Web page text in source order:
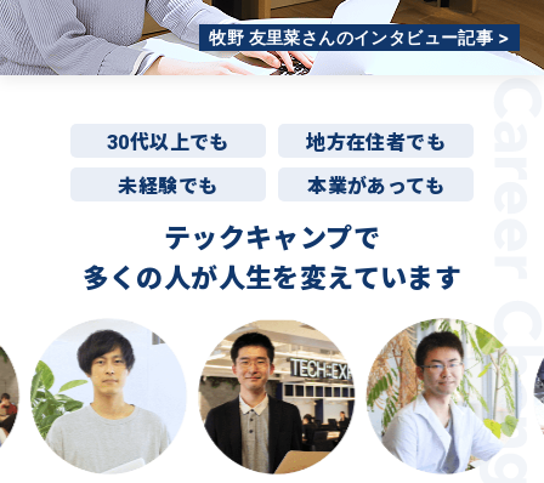
牧野 友里菜さんのインタビュー記事 >
30代以上でも
地方在住者でも
未経験でも
本業があっても
テックキャンプで
多くの人が人生を変えています